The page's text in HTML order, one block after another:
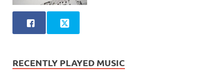
RECENTLY PLAYED MUSIC